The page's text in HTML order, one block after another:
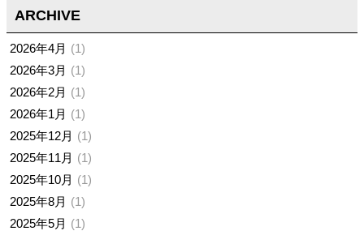
ARCHIVE
2026年4月
1
2026年3月
1
2026年2月
1
2026年1月
1
2025年12月
1
2025年11月
1
2025年10月
1
2025年8月
1
2025年5月
1